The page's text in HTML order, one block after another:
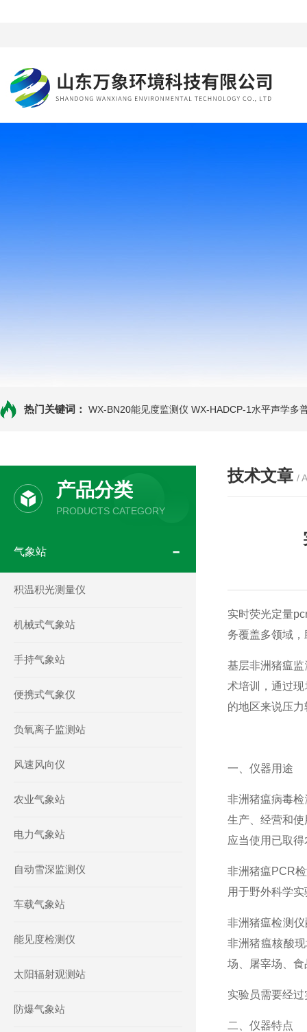
热门关键词： WX-BN20能见度监测仪 WX-HADCP-1水平声学多
产品分类
PRODUCTS CATEGORY
气象站
积温积光测量仪
机械式气象站
手持气象站
便携式气象仪
负氧离子监测站
风速风向仪
农业气象站
电力气象站
自动雪深监测仪
车载气象站
能见度检测仪
太阳辐射观测站
防爆气象站
技术文章 /
实时荧光定量
务覆盖多领域
基层非洲猪瘟
术培训，通过
的地区来说压
一、仪器用途
非洲猪瘟病毒
生产、经营和
应当使用已取
非洲猪瘟PCR
用于野外科学
非洲猪瘟检测
非洲猪瘟核酸
场、屠宰场、
实验员需要经
二、仪器特点